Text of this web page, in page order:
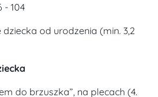
- 104
dziecka od urodzenia (min. 3,2
do brzuszka”, na plecach (4.